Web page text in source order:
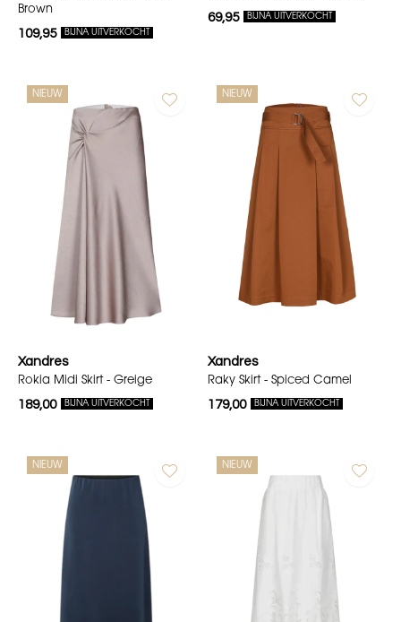
Brown
109,95 BIJNA UITVERKOCHT
69,95 BIJNA UITVERKOCHT
NIEUW
Xandres
Rokia Midi Skirt - Greige
189,00 BIJNA UITVERKOCHT
NIEUW
Xandres
Raky Skirt - Spiced Camel
179,00 BIJNA UITVERKOCHT
NIEUW NIEUW